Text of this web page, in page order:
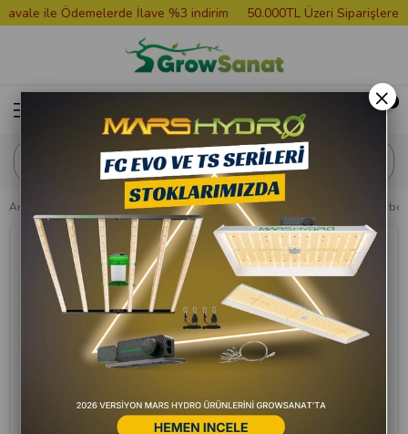
ile Ödemelerde İlave %3 indirim 50.000TL Üzeri Siparişlere
Anasayfa Hazır Setler Karbon Filtre Fan Setleri 880 m3 Can Lite
×